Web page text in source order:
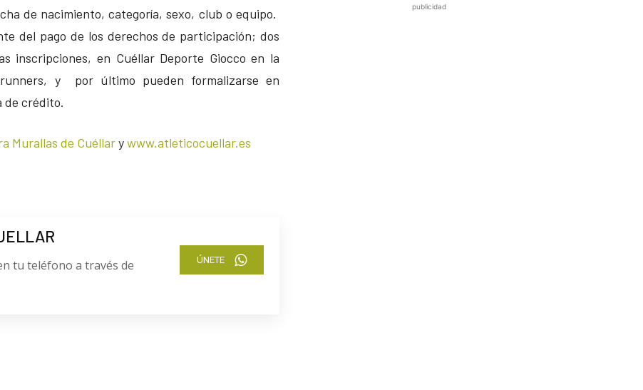
de nacimiento, categoría, sexo, club o equipo.
del pago de los derechos de participación; dos
inscripciones, en Cuéllar Deporte Giocco en la
y por último pueden formalizarse en
de crédito.
Murallas de Cuéllarywww.atleticocuellar.es
tu teléfono a través de
ÚNETE
publicidad